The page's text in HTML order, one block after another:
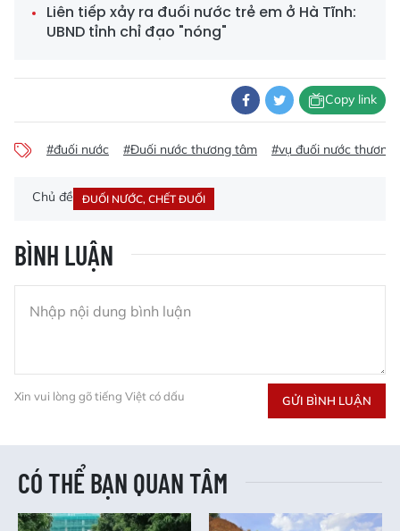
Liên tiếp xảy ra đuối nước trẻ em ở Hà Tĩnh:
UBND tỉnh chỉ đạo "nóng"
Copy link
#đuối nước #Đuối nước thương tâm #vụ đuối nước thương
Chủ đề ĐUỐI NƯỚC, CHẾT ĐUỐI
BÌNH LUẬN
Xin vui lòng gõ tiếng Việt có dấu GỬI BÌNH LUẬN
CÓ THỂ BẠN QUAN TÂM